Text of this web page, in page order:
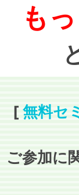
も
[ 無料セ
ご参加に